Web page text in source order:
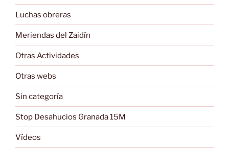
Luchas obreras
Meriendas del Zaidín
Otras Actividades
Otras webs
Sin categoría
Stop Desahucios Granada 15M
Vídeos